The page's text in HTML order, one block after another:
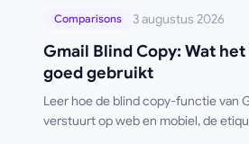
Comparisons 3 augustus 2026
Gmail Blind Copy: Wat
goed gebruikt
Leer hoe de blind copy-functie van
verstuurt op web en mobiel, de